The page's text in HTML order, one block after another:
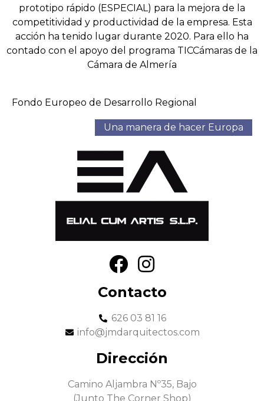
prototipo rápido (ESPECIAL) para la mejora de la
competitividad y productividad de la empresa. Esta
acción ha tenido lugar durante 2020. Para ello ha
contado con el apoyo del programa TICCámaras de la
Cámara de Almería
Fondo Europeo de Desarrollo Regional
Una manera de hacer Europa
Contacto
626 03 81 16
info@jmdarquitectos.com
Dirección
Camino Aljambra Nº35, Bajo
(Junto The Corner Shop)